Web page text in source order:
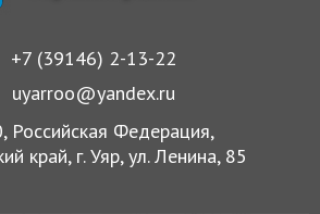
+7 (39146) 2-13-22
uyarroo@yandex.ru
Российская Федерация,
край, г. Уяр, ул. Ленина, 85